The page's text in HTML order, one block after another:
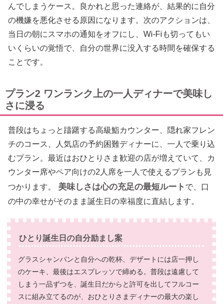
んでしまうケース。良かれと思った連絡が、結果的に自分
の機嫌を悪化させる原因になります。次のアクションは、
当日の朝にスマホの通知をオフにし、Wi-Fiも切ってもい
いくらいの覚悟で、自分の世界に没入する時間を確保する
ことです。
プラン2 ワンランク上の一人ディナーで美味し
さに浸る
普段はちょっと躊躇する高級鮨カウンター、隠れ家フレン
チのコース、人気店の予約困難ディナーに、一人で乗り込
むプラン。最近はおひとりさま歓迎の店が増えていて、カ
ウンター席やペア向けの2人席を一人で使えるプランも見
つかります。
美味しさは心の充足の最短ルート で、口
の中の幸せがそのまま誕生日の幸福度に直結します。
ひとり誕生日の自分励まし案
グラスシャンパンと自分への乾杯、デザートには店一押し
のケーキ、最後はエスプレッソで締める。普段は遠慮して
しまう一品ずつを、誕生日だからと許可を出してフルコー
スに組み立てるのが、おひとりさまディナーの最大の楽し